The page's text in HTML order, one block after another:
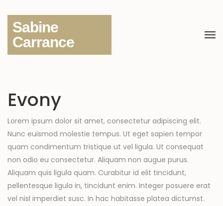
Sabine
Carrance
Evony
Lorem ipsum dolor sit amet, consectetur adipiscing elit.
Nunc euismod molestie tempus. Ut eget sapien tempor
quam condimentum tristique ut vel ligula. Ut consequat
non odio eu consectetur. Aliquam non augue purus.
Aliquam quis ligula quam. Curabitur id elit tincidunt,
pellentesque ligula in, tincidunt enim. Integer posuere erat
vel nisl imperdiet susc. In hac habitasse platea dictumst.